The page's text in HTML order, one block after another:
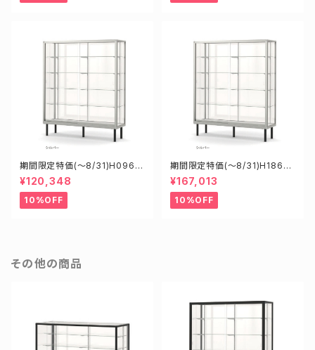
期間限定特価(～8/31)H0960
8S W900D600H1800mm
新型業務用ガラスケース ショー
ケース
¥120,348
10%OFF
期間限定特価(～8/31)H18605
S W1800D600H1500mm 新
型業務用ガラスケース ショーケ
ース
¥167,013
10%OFF
その他の商品